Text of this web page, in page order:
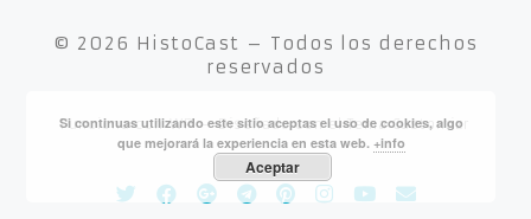
© 2026 HistoCast – Todos los derechos
reservados
Funciona conWP– Diseñado con elTema Customizr
Si continuas utilizando este sitio aceptas el uso de cookies, algo
que mejorará la experiencia en esta web. +info
Aceptar